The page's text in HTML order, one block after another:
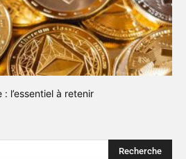
l’essentiel à retenir